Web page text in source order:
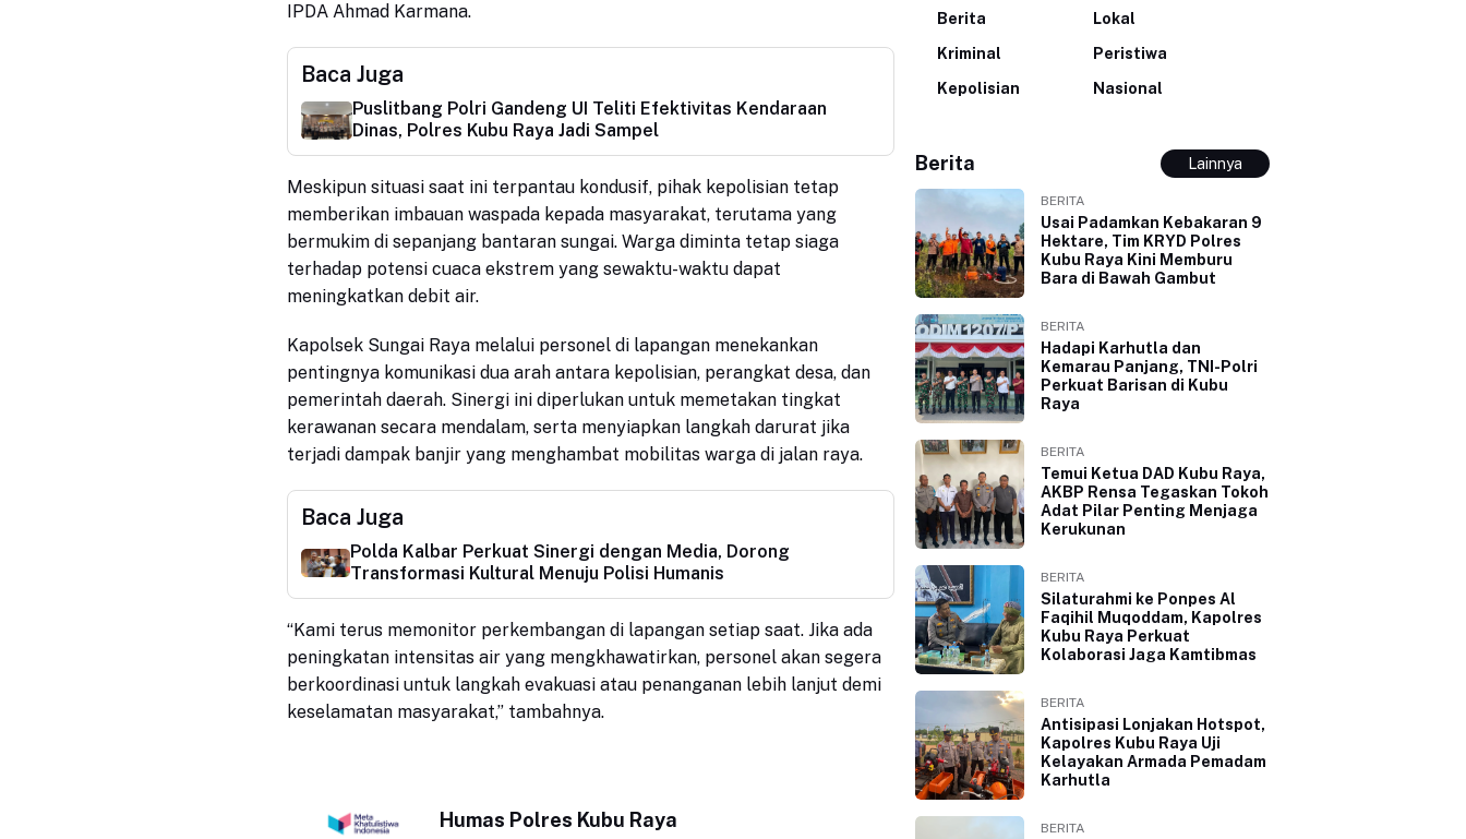
IPDA Ahmad Karmana.
Baca Juga
Puslitbang Polri Gandeng UI Teliti Efektivitas Kendaraan
Dinas, Polres Kubu Raya Jadi Sampel
Meskipun situasi saat ini terpantau kondusif, pihak kepolisian tetap
memberikan imbauan waspada kepada masyarakat, terutama yang
bermukim di sepanjang bantaran sungai. Warga diminta tetap siaga
terhadap potensi cuaca ekstrem yang sewaktu-waktu dapat
meningkatkan debit air.
Kapolsek Sungai Raya melalui personel di lapangan menekankan
pentingnya komunikasi dua arah antara kepolisian, perangkat desa, dan
pemerintah daerah. Sinergi ini diperlukan untuk memetakan tingkat
kerawanan secara mendalam, serta menyiapkan langkah darurat jika
terjadi dampak banjir yang menghambat mobilitas warga di jalan raya.
Baca Juga
Polda Kalbar Perkuat Sinergi dengan Media, Dorong
Transformasi Kultural Menuju Polisi Humanis
“Kami terus memonitor perkembangan di lapangan setiap saat. Jika ada
peningkatan intensitas air yang mengkhawatirkan, personel akan segera
berkoordinasi untuk langkah evakuasi atau penanganan lebih lanjut demi
keselamatan masyarakat,” tambahnya.
Humas Polres Kubu Raya
Berita
Lokal
Kriminal
Peristiwa
Kepolisian
Nasional
Berita Lainnya
BERITA
Usai Padamkan Kebakaran 9
Hektare, Tim KRYD Polres
Kubu Raya Kini Memburu
Bara di Bawah Gambut
BERITA
Hadapi Karhutla dan
Kemarau Panjang, TNI-Polri
Perkuat Barisan di Kubu
Raya
BERITA
Temui Ketua DAD Kubu Raya,
AKBP Rensa Tegaskan Tokoh
Adat Pilar Penting Menjaga
Kerukunan
BERITA
Silaturahmi ke Ponpes Al
Faqihil Muqoddam, Kapolres
Kubu Raya Perkuat
Kolaborasi Jaga Kamtibmas
BERITA
Antisipasi Lonjakan Hotspot,
Kapolres Kubu Raya Uji
Kelayakan Armada Pemadam
Karhutla
BERITA